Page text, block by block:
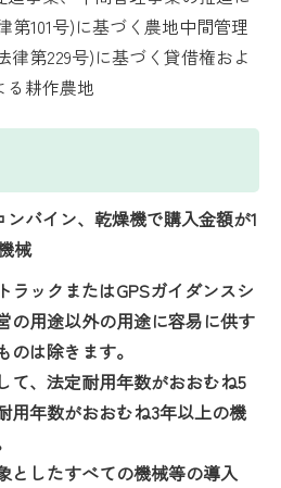
第101号)に基づく農地中間管理
律第229号)に基づく貸借権およ
る耕作農地
ンバイン、乾燥機で購入金額が1
械
ラックまたはGPSガイダンスシ
の用途以外の用途に容易に供す
のは除きます。
て、法定耐用年数がおおむね5
用年数がおおむね3年以上の機
としたすべての機械等の導入